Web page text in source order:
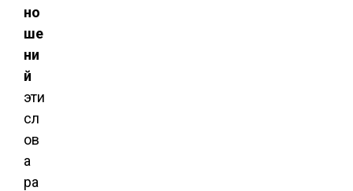
но
ше
ни
й
эти
сл
ов
а
ра